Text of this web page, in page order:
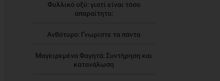
Φυλλικό οξύ: γιατί είναι τόσο
απαραίτητο;
Ανθότυρο: Γνωρίστε τα πάντα
Μαγειρεμένα Φαγητά: Συντήρηση και
κατανάλωση